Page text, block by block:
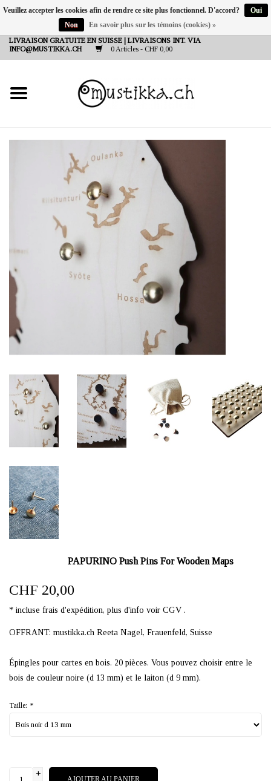
LIVRAISON GRATUITE EN SUISSE | LIVRAISONS INT. VIA
INFO@MUSTIKKA.CH
0 Articles - CHF 0,00
NEW IN
SHOP - A PIECE OF
FINLAND FOR YOU
Marques
PAPURINO Push Pins For Wooden Maps
CHF 20,00
* incluse frais d'expédition, plus d'info voir CGV .
OFFRANT: mustikka.ch Reeta Nagel, Frauenfeld, Suisse
Épingles pour cartes en bois. 20 pièces. Vous pouvez choisir entre le
bois de couleur noire (d 13 mm) et le laiton (d 9 mm).
Taille: *
+
AJOUTER AU PANIER
Veuillez accepter les cookies afin de rendre ce site plus fonctionnel. D'accord?
Oui
Non
En savoir plus sur les témoins (cookies) »